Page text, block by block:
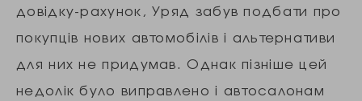
довідку-рахунок, Уряд забув подбати про
покупців нових автомобілів і альтернативи
для них не придумав. Однак пізніше цей
недолік було виправлено і автосалонам